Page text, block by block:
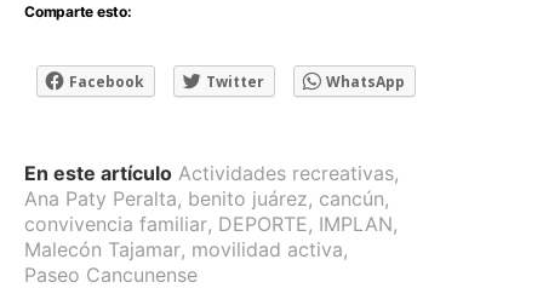
Comparte esto:
Facebook Twitter WhatsApp
En este artículo Actividades recreativas,
Ana Paty Peralta, benito juárez, cancún,
convivencia familiar, DEPORTE, IMPLAN,
Malecón Tajamar, movilidad activa,
Paseo Cancunense